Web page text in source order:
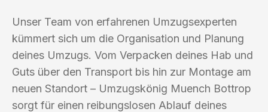
Unser Team von erfahrenen Umzugsexperten
kümmert sich um die Organisation und Planung
deines Umzugs. Vom Verpacken deines Hab und
Guts über den Transport bis hin zur Montage am
neuen Standort – Umzugskönig Muench Bottrop
sorgt für einen reibungslosen Ablauf deines